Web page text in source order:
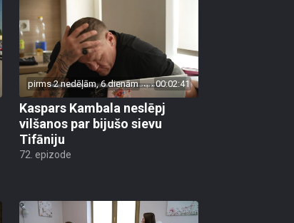
pirms 2 nedēļām, 6 dienām 00:02:41
Kaspars Kambala neslēpj
vilšanos par bijušo sievu
Tifāniju
72. epizode